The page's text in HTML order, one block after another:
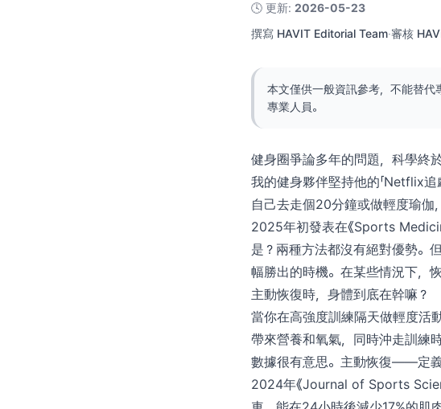
🕓 更新: 2026-05-23
撰寫 HAVIT Editorial Team·審核
本文僅供一般資訊參考，不能替
專業人員。
健身圈爭論多年的問題，科學終
我的健身夥伴堅持他的「Netflix
自己去走個20分鐘或做輕度瑜伽
2025年初發表在《Sports
是？兩種方法都沒有絕對優勢。
幅勝出的時機。在某些情況下，
主動恢復時，身體到底在幹嘛？
當你在高強度訓練隔天做輕度活
帶來營養和氧氣，同時沖走訓練
數據很有意思。主動恢復——定
2024年《Journal of Sports